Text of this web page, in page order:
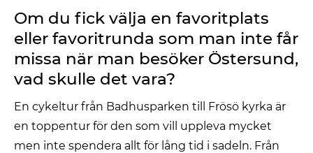
Om du fick välja en favoritplats
eller favoritrunda som man inte får
missa när man besöker Östersund,
vad skulle det vara?
En cykeltur från Badhusparken till Frösö kyrka är
en toppentur för den som vill uppleva mycket
men inte spendera allt för lång tid i sadeln. Från